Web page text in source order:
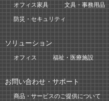
オフィス家具 文具・事務用品
防災・セキュリティ
ソリューション
オフィス 福祉・医療施設
お問い合わせ・サポート
商品・サービスのご提供について